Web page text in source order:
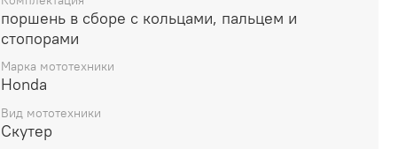
поршень в сборе с кольцами, пальцем и
стопорами
Марка мототехники
Honda
Вид мототехники
Скутер